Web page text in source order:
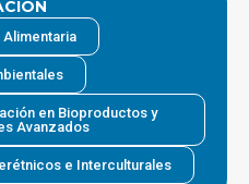
en Bioproductos y
Avanzados
e Interculturales